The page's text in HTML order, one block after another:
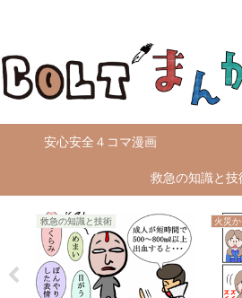
安心安全４コマ漫画
救急の知識と技
救急の知識と技術 火災